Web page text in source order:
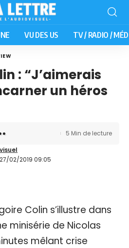
VU DES US TV / RADIO /
: “J’aimerais
un héros
02/2019 09:05
5 Min de lecture
Colin s’illustre dans
minisérie de Nicolas
mêlant crise